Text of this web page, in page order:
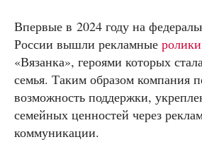
Впервые в 2024 году на
России вышли рекламные ролики
«Вязанка», героями которых
семья. Таким образом компания
возможность поддержки,
семейных ценностей через
коммуникации.